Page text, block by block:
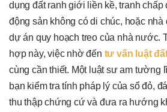
dụng đất ranh giới liền kề, tranh chấp
động sản không có di chúc, hoặc
dự án quy hoạch treo của nhà nước.
hợp này, việc nhờ đến tư vấn luật
cùng cần thiết. Một luật sư am tường
bạn kiểm tra tính pháp lý của sổ đỏ,
thu thập chứng cứ và đưa ra hướng